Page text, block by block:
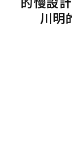
川明